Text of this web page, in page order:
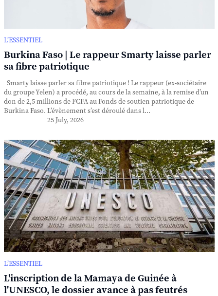
L’ESSENTIEL
Burkina Faso | Le rappeur Smarty laisse parler
sa fibre patriotique
Smarty laisse parler sa fibre patriotique ! Le rappeur (ex-sociétaire
du groupe Yelen) a procédé, au cours de la semaine, à la remise d’un
don de 2,5 millions de FCFA au Fonds de soutien patriotique de
Burkina Faso. L’évènement s’est déroulé dans l...
25 July, 2026
L’ESSENTIEL
L'inscription de la Mamaya de Guinée à
l'UNESCO, le dossier avance à pas feutrés